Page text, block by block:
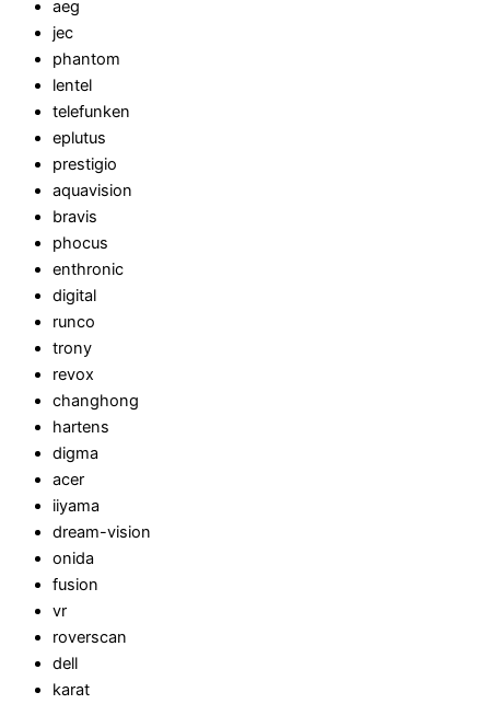
aeg
jec
phantom
lentel
telefunken
eplutus
prestigio
aquavision
bravis
phocus
enthronic
digital
runco
trony
revox
changhong
hartens
digma
acer
iiyama
dream-vision
onida
fusion
vr
roverscan
dell
karat